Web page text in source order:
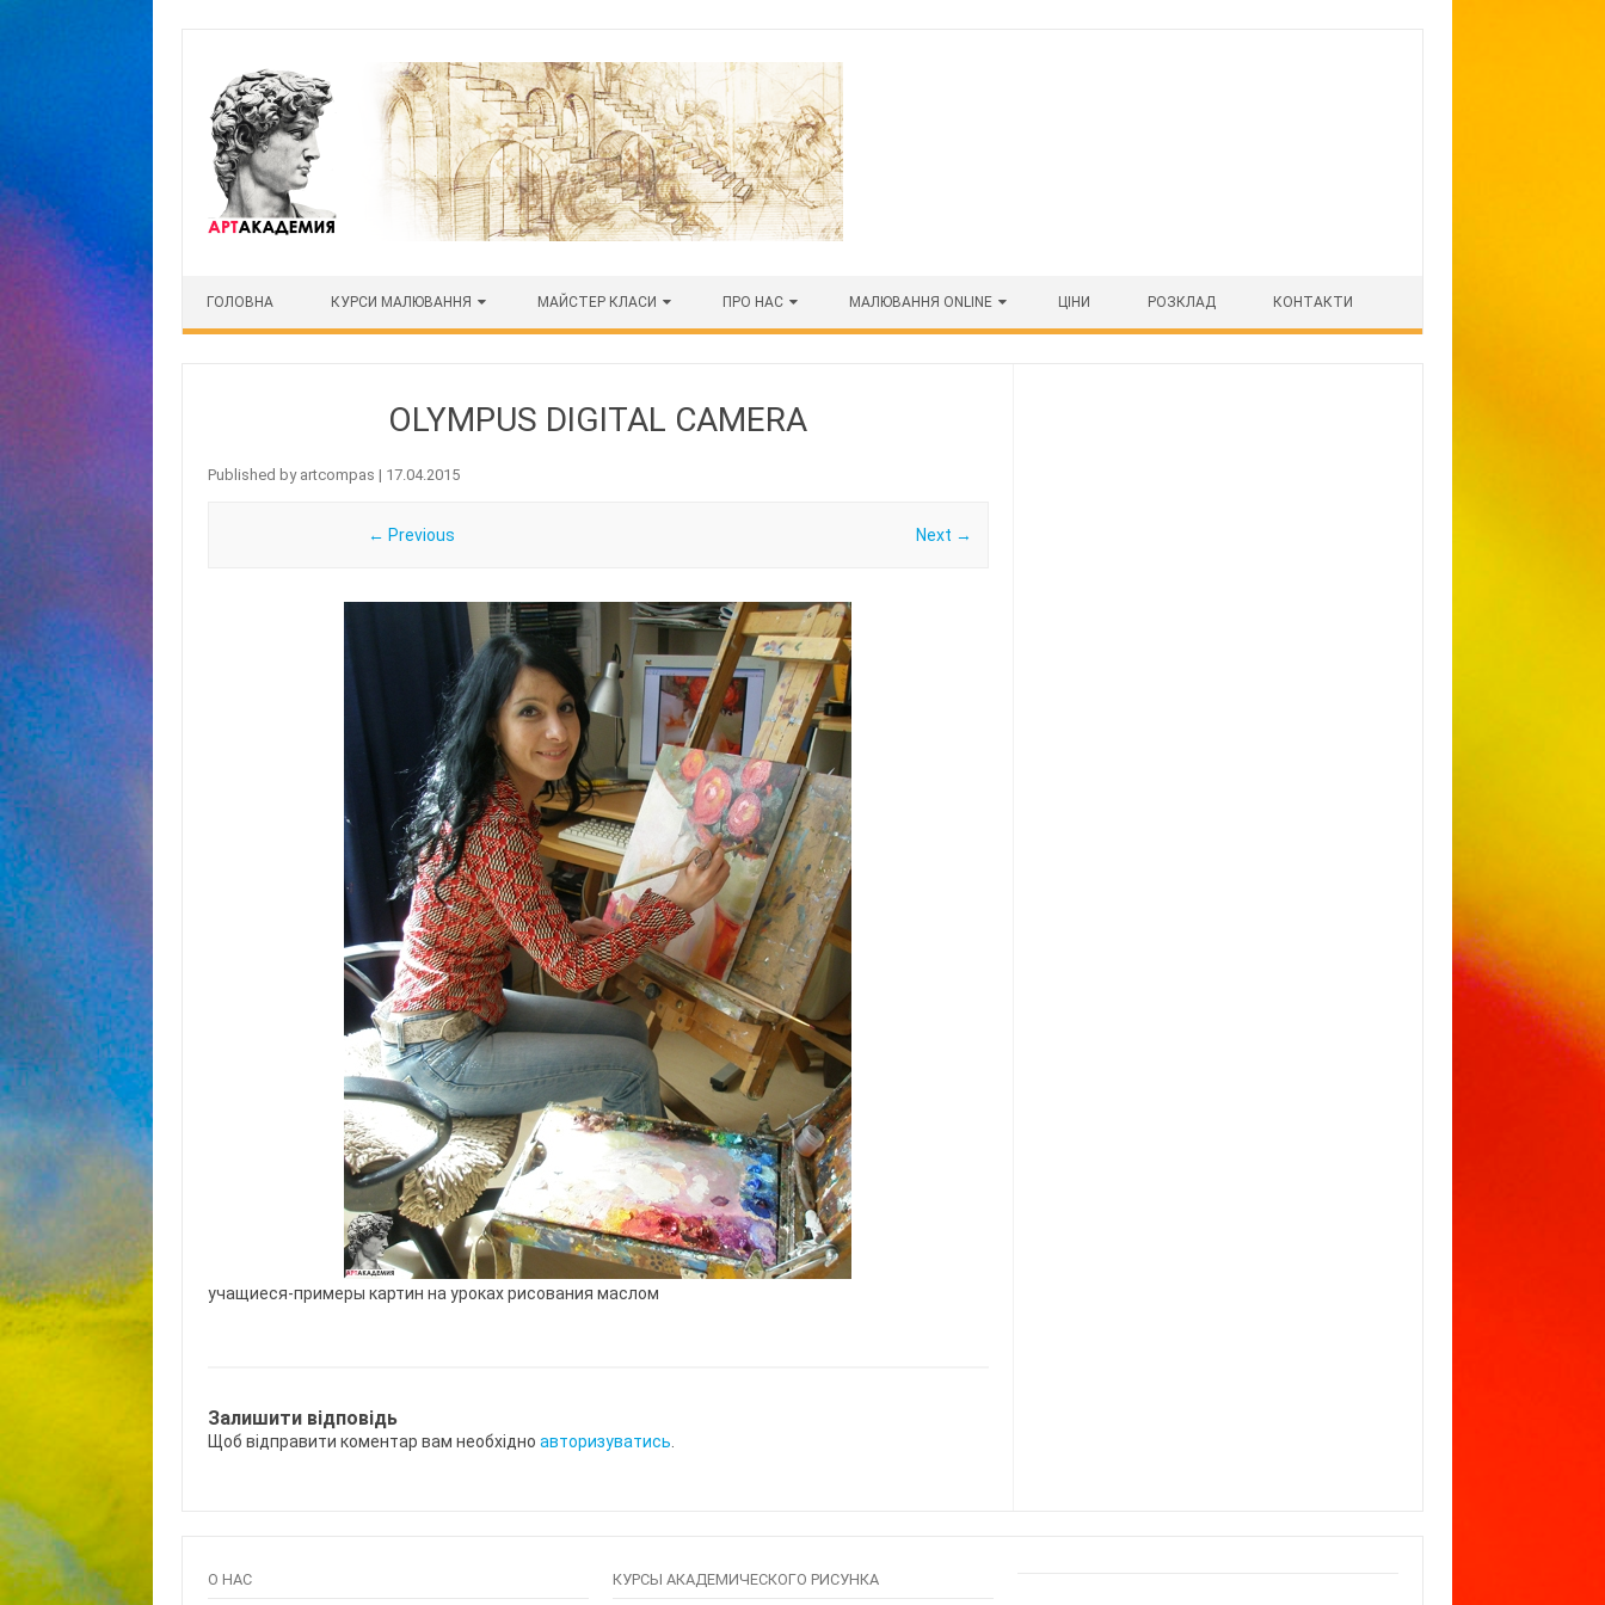
ГОЛОВНА КУРСИ МАЛЮВАННЯ МАЙСТЕР КЛАСИ ПРО НАС МАЛЮВАННЯ ONLINE ЦІНИ РОЗКЛАД КОНТАКТИ
OLYMPUS DIGITAL CAMERA
Published by artcompas | 17.04.2015
← Previous Next →
учащиеся-примеры картин на уроках рисования маслом
Залишити відповідь
Щоб відправити коментар вам необхідно авторизуватись
О НАС КУРСЫ АКАДЕМИЧЕСКОГО РИСУНКА